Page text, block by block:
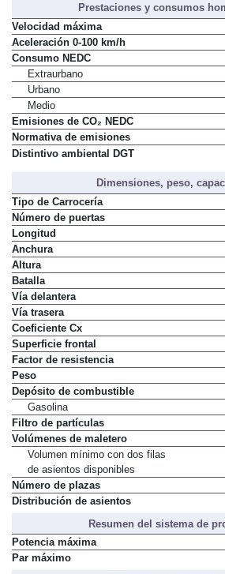
Prestaciones y consumos
Velocidad máxima
Aceleración 0-100 km/h
Consumo NEDC
Extraurbano
Urbano
Medio
Emisiones de CO₂ NEDC
Normativa de emisiones
Distintivo ambiental DGT
Dimensiones, peso,
Tipo de Carrocería
Número de puertas
Longitud
Anchura
Altura
Batalla
Vía delantera
Vía trasera
Coeficiente Cx
Superficie frontal
Factor de resistencia
Peso
Depósito de combustible
Gasolina
Filtro de partículas
Volúmenes de maletero
Volumen mínimo con dos filas
de asientos disponibles
Número de plazas
Distribución de asientos
Resumen del sistema de
Potencia máxima
Par máximo